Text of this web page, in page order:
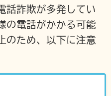
話詐欺が多発してい
の電話がかかる可能
のため、以下に注意